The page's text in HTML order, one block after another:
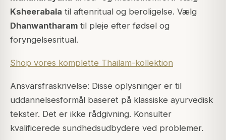
Ksheerabala til aftenritual og beroligelse. Vælg
Dhanwantharam til pleje efter fødsel og
foryngelsesritual.
Shop vores komplette Thailam-kollektion
Ansvarsfraskrivelse: Disse oplysninger er til
uddannelsesformål baseret på klassiske ayurvedisk
tekster. Det er ikke rådgivning. Konsulter
kvalificerede sundhedsudbydere ved problemer.